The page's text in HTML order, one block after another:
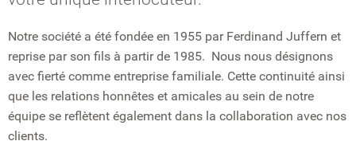
Notre société a été fondée en 1955 par Ferdinand Juffern et
reprise par son fils à partir de 1985. Nous nous désignons
avec fierté comme entreprise familiale. Cette continuité ainsi
que les relations honnêtes et amicales au sein de notre
équipe se reflètent également dans la collaboration avec nos
clients.